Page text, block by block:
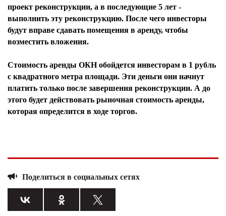
проект реконструкции, а в последующие 5 лет -
выполнить эту реконструкцию. После чего инвесторы
будут вправе сдавать помещения в аренду, чтобы
возместить вложения.
Стоимость аренды ОКН обойдется инвесторам в 1 рубль
с квадратного метра площади. Эти деньги они начнут
платить только после завершения реконструкции. А до
этого будет действовать рыночная стоимость аренды,
которая определится в ходе торгов.
Поделиться в социальных сетях